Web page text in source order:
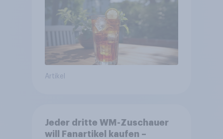
Artikel
Jeder dritte WM-Zuschauer
will Fanartikel kaufen –